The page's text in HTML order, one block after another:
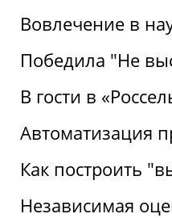
Вовлечение в
Победила "Не
В гости в
Автоматизация
Как построить
Независимая